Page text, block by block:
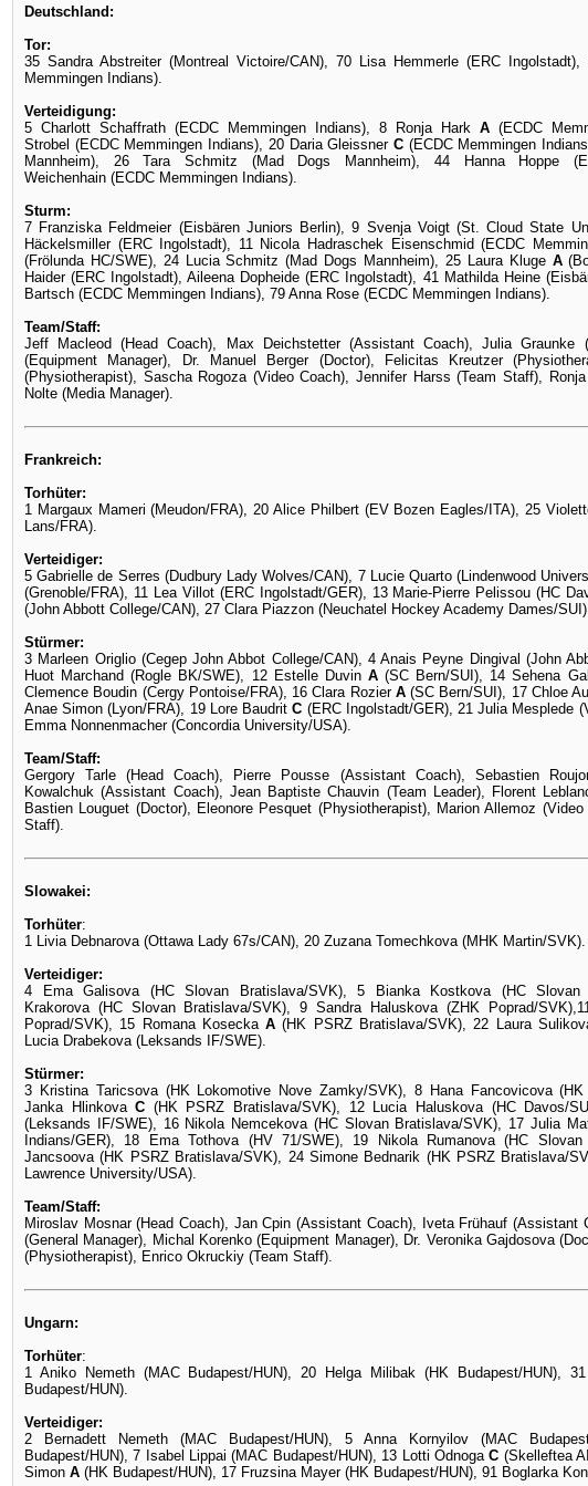
Deutschland:
Tor:
35 Sandra Abstreiter (Montreal Victoire/CAN), 70 Lisa Hemmerle (ERC
Memmingen Indians).
Verteidigung:
5 Charlott Schaffrath (ECDC Memmingen Indians), 8 Ronja Hark A (ECDC
Strobel (ECDC Memmingen Indians), 20 Daria GleissnerC (ECDC Memmingen
Mannheim), 26 Tara Schmitz (Mad Dogs Mannheim), 44 Hanna Hoppe
Weichenhain (ECDC Memmingen Indians).
Sturm:
7 Franziska Feldmeier (Eisbären Juniors Berlin), 9 Svenja Voigt (St. Cloud State
Häckelsmiller (ERC Ingolstadt), 11 Nicola Hadraschek Eisenschmid(ECDC
(Frölunda HC/SWE), 24 Lucia Schmitz (Mad Dogs Mannheim), 25 Laura Kluge A
Haider (ERC Ingolstadt), Aileena Dopheide (ERC Ingolstadt), 41 Mathilda Heine
Bartsch (ECDC Memmingen Indians), 79 Anna Rose (ECDC Memmingen Indians).
Team/Staff:
Jeff Macleod (Head Coach), Max Deichstetter (Assistant Coach), Julia Graunke
(Equipment Manager), Dr. Manuel Berger (Doctor), Felicitas Kreutzer
(Physiotherapist), Sascha Rogoza (Video Coach), Jennifer Harss (Team Staff),
Nolte (Media Manager).
Frankreich:
Torhüter:
1 Margaux Mameri (Meudon/FRA), 20 Alice Philbert (EV Bozen Eagles/ITA), 25
Lans/FRA).
Verteidiger:
5 Gabrielle de Serres (Dudbury Lady Wolves/CAN), 7 Lucie Quarto (Lindenwood
(Grenoble/FRA), 11 Lea Villot (ERC Ingolstadt/GER), 13 Marie-Pierre Pelissou (HC
(John Abbott College/CAN), 27 Clara Piazzon (Neuchatel Hockey Academy Dames/
Stürmer:
3 Marleen Origlio (Cegep John Abbot College/CAN), 4 Anais Peyne Dingival (John
Huot Marchand (Rogle BK/SWE), 12 Estelle Duvin A(SC Bern/SUI), 14 Sehena
Clemence Boudin (Cergy Pontoise/FRA), 16 Clara Rozier A(SC Bern/SUI), 17 Chloe
Anae Simon (Lyon/FRA), 19 Lore BaudritC (ERC Ingolstadt/GER), 21 Julia Mesplede
Emma Nonnenmacher (Concordia University/USA).
Team/Staff:
Gergory Tarle (Head Coach), Pierre Pousse (Assistant Coach), Sebastien
Kowalchuk (Assistant Coach), Jean Baptiste Chauvin (Team Leader), Florent
Bastien Louguet (Doctor), Eleonore Pesquet (Physiotherapist), Marion Allemoz
Staff).
Slowakei:
Torhüter:
1 Livia Debnarova (Ottawa Lady 67s/CAN), 20 Zuzana Tomechkova (MHK Martin/SVK).
Verteidiger:
4 Ema Galisova (HC Slovan Bratislava/SVK), 5 Bianka Kostkova (HC Slovan
Krakorova (HC Slovan Bratislava/SVK), 9 Sandra Haluskova (ZHK Poprad/
Poprad/SVK), 15 Romana KoseckaA(HK PSRZ Bratislava/SVK), 22 Laura
Lucia Drabekova (Leksands IF/SWE).
Stürmer:
3 Kristina Taricsova (HK Lokomotive Nove Zamky/SVK), 8 Hana Fancovicova
Janka HlinkovaC (HK PSRZ Bratislava/SVK), 12 Lucia Haluskova (HC Davos/
(Leksands IF/SWE), 16 Nikola Nemcekova (HC Slovan Bratislava/SVK), 17 Julia
Indians/GER), 18 Ema Tothova (HV 71/SWE), 19 Nikola Rumanova(HC
Jancsoova (HK PSRZ Bratislava/SVK), 24 Simone Bednarik (HK PSRZ Bratislava/
Lawrence University/USA).
Team/Staff:
Miroslav Mosnar (Head Coach), Jan Cpin (Assistant Coach), Iveta Frühauf (Assistant
(General Manager), Michal Korenko (Equipment Manager), Dr. Veronika Gajdosova
(Physiotherapist), Enrico Okruckiy (Team Staff).
Ungarn:
Torhüter:
1 Aniko Nemeth (MAC Budapest/HUN), 20 Helga Milibak (HK Budapest/HUN),
Budapest/HUN).
Verteidiger:
2 Bernadett Nemeth (MAC Budapest/HUN), 5 Anna Kornyilov (MAC
Budapest/HUN), 7 Isabel Lippai(MAC Budapest/HUN), 13 Lotti OdnogaC (Skelleftea
Simon A (HK Budapest/HUN), 17 Fruzsina Mayer (HK Budapest/HUN), 91 Boglarka